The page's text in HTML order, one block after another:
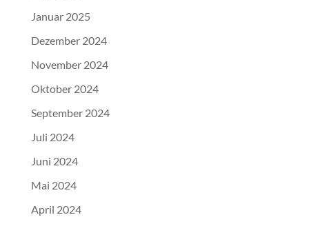
Januar 2025
Dezember 2024
November 2024
Oktober 2024
September 2024
Juli 2024
Juni 2024
Mai 2024
April 2024